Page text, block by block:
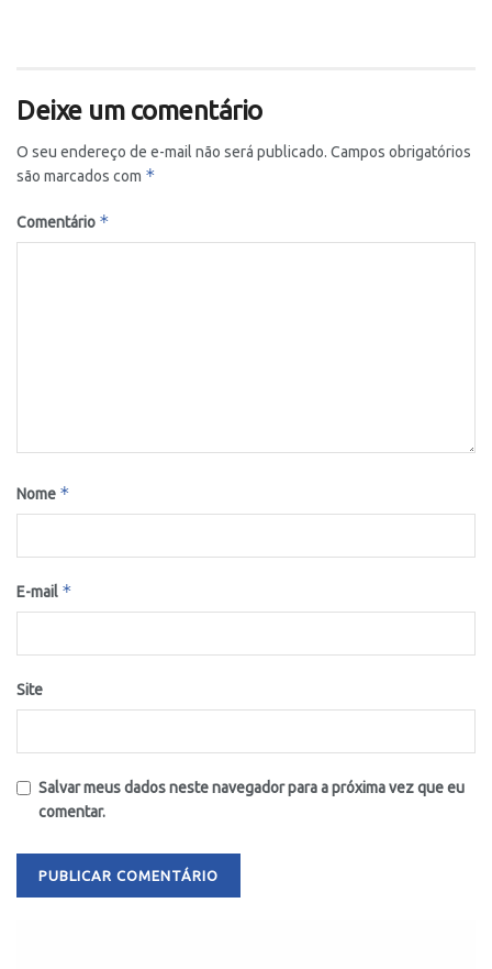
Deixe um comentário
O seu endereço de e-mail não será publicado. Campos obrigatórios
são marcados com *
Comentário *
Nome *
E-mail *
Site
Salvar meus dados neste navegador para a próxima vez que eu
comentar.